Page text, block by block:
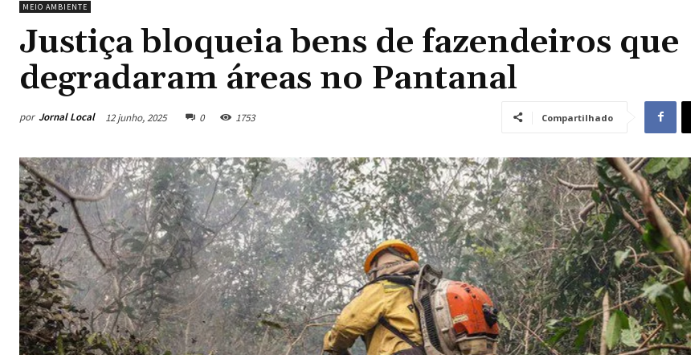
MEIO AMBIENTE
Justiça bloqueia bens de fazendeiros que
degradaram áreas no Pantanal
por Jornal Local 12 junho, 2025 0 1753 Compartilhado